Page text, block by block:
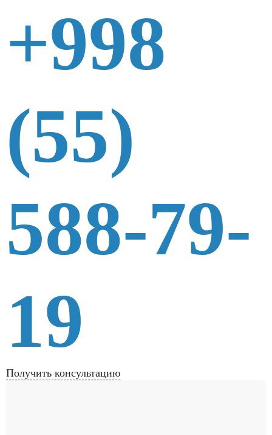
+998
(55)
588-79-
19
Получить консультацию